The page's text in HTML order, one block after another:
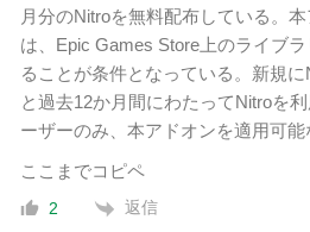
月分のNitroを無料配布している。
は、Epic Games Store上のライブ
ることが条件となっている。新規
と過去12か月間にわたってNitroを
ーザーのみ、本アドオンを適用可能
ここまでコピペ
2 返信